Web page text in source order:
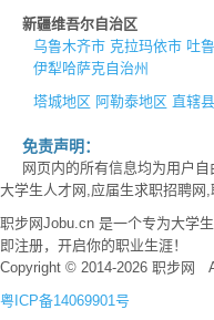
新疆维吾尔自治区
乌鲁木齐市 克拉玛依市 吐
伊犁哈萨克自治州
塔城地区 阿勒泰地区 直辖
免责声明：
网页内的所有信息均为用户
大学生人才网,应届生求职招聘网
职步网Jobu.cn 是一个专为大学
即注册，开启你的职业生涯！
Copyright © 2014-2026 职步网
粤ICP备14069901号